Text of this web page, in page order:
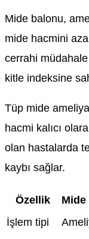
Mide balonu,
mide hacmini
cerrahi
kitle indeksine
Tüp mide
hacmi kalıcı
olan hastalarda
kaybı sağlar.
Özellik Mide
İşlem tipi